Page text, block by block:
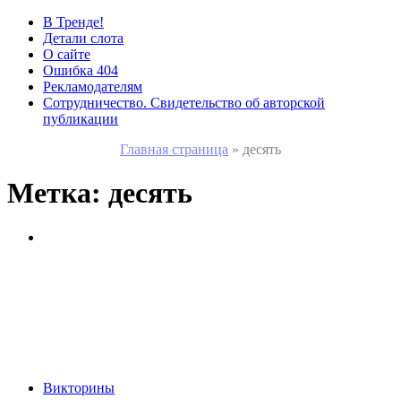
В Тренде!
Детали слота
О сайте
Ошибка 404
Рекламодателям
Сотрудничество. Свидетельство об авторской
публикации
Главная страница » десять
Метка: десять
Викторины